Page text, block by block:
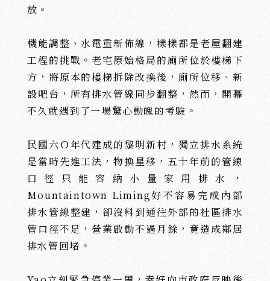
沅
美
學
PORTFOLIO 沅
工
藝
CRAFTS
放。
機能調整、水電重新佈線，樣樣都是老屋翻建
工程的挑戰。老宅原始格局的廁所位於樓梯下
方，將原本的樓梯拆除改換後，廁所位移、新
設吧台，所有排水管線同步翻整，然而，開幕
不久就遇到了一場驚心動魄的考驗。
民國六Ｏ年代建成的黎明新村，獨立排水系統
是當時先進工法，物換星移，五十年前的管線
口徑只能容納小量家用排水，
Mountaintown Liming好不容易完成內部
排水管線整建，卻沒料到通往外部的社區排水
管口徑不足，營業啟動不過月餘，竟造成鄰居
排水管回堵。